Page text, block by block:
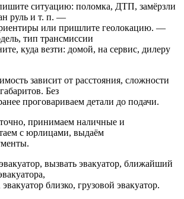
ситуацию: поломка, ДТП, замёрзли
руль и т. п. —
или пришлите геолокацию. —
тип трансмиссии
куда везти: домой, на сервис, дилеру
зависит от расстояния, сложности
Без
проговариваем детали до подачи.
принимаем наличные и
с юрлицами, выдаём
вызвать эвакуатор, ближайший
эвакуатор близко, грузовой эвакуатор.